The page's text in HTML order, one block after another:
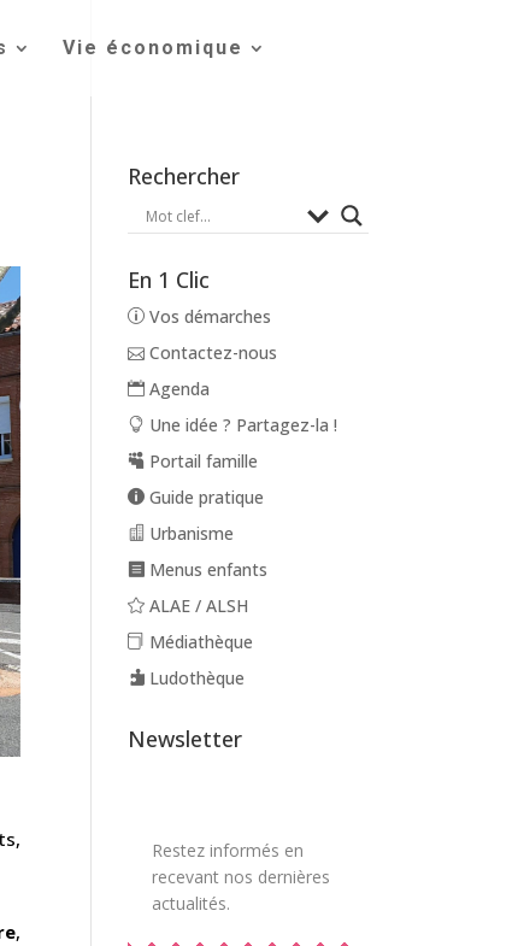
Vie économique
,
Rechercher
En 1 Clic
Vos démarches
Contactez-nous
Agenda
Une idée ? Partagez-la !
Portail famille
Guide pratique
Urbanisme
Menus enfants
ALAE / ALSH
Médiathèque
Ludothèque
Newsletter
Restez informés en
recevant nos dernières
actualités.